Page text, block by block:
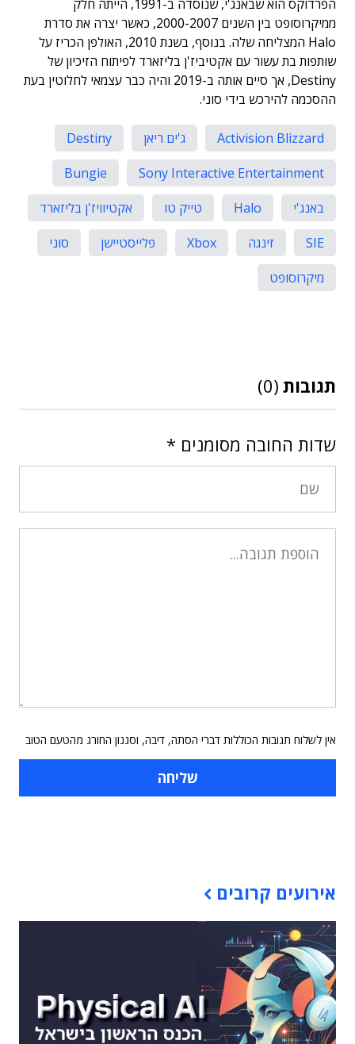
הפרדוקס הוא שבאנג'י, שנוסדה ב-1991, הייתה חלק
ממיקרוסופט בין השנים 2000-2007, כאשר יצרה את סדרת
Halo המצליחה שלה. בנוסף, בשנת 2010, האולפן הכריז על
שותפות בת עשור עם אקטיביז'ן בליזארד לפיתוח הזיכיון של
Destiny, אך סיים אותה ב-2019 והיה כבר עצמאי לחלוטין בעת
ההסכמה להירכש בידי סוני.
Activision Blizzard ג'ים ריאן
Destiny
Sony Interactive Entertainment
Bungie
באנג'י
Halo טייק טו
אקטיוויז'ן בליזארד
SIE
זינגה Xbox פלייסטיישן
סוני
מיקרוסופט
תגובות (0)
שדות החובה מסומנים *
אין לשלוח תגובות הכוללות דברי הסתה, דיבה, וסגנון החורג מהטעם הטוב
אירועים קרובים